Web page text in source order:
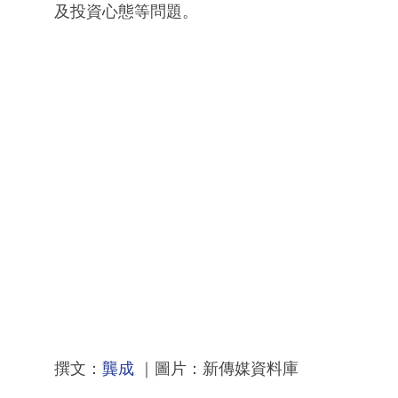
及投資心態等問題。
撰文： 龔成 ｜圖片：新傳媒資料庫